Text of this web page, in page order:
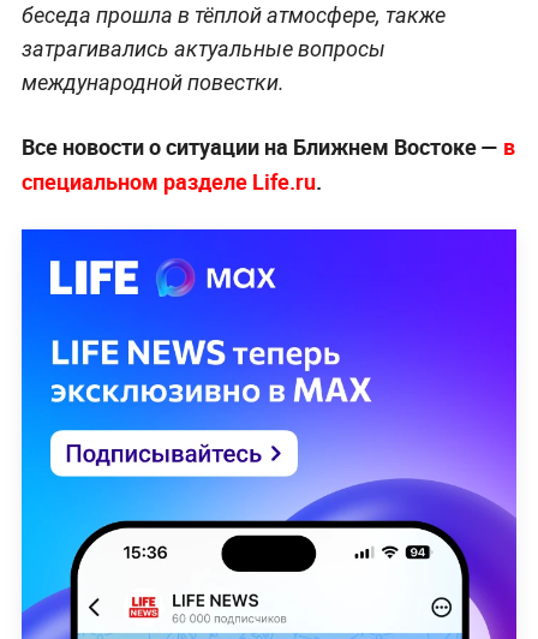
беседа прошла в тёплой атмосфере, также
затрагивались актуальные вопросы
международной повестки.
Все новости о ситуации на Ближнем Востоке — в
специальном разделе Life.ru.